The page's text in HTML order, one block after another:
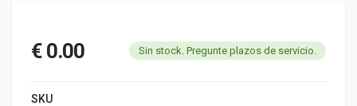
€ 0.00 Sin stock. Pregunte plazos de servicio.
SKU